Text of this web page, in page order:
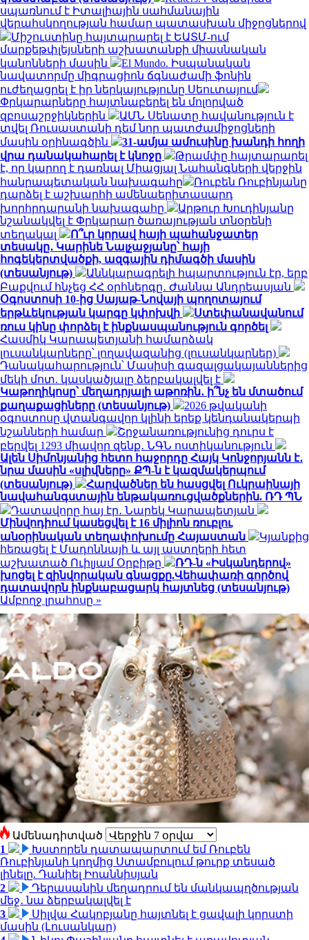
սպառնում է Իտալիային սահմանային
վերահսկողության համար պատասխան միջոցներով
Միշուստինը հայտարարել է ԵԱՏՄ-ում
մարքեթփլեյսների աշխատանքի միասնական
կանոնների մասին
El Mundo. Իսպանական
նավատորմը միգրացիոն ճգնաժամի ֆոնին
ուժեղացրել է իր ներկայությունը Սեուտայում
Փրկարարները հայտնաբերել են մոլորված
զբոսաշրջիկներին
ԱՄՆ Սենատը հավանություն է
տվել Ռուսաստանի դեմ նոր պատժամիջոցների
մասին օրինագծին
31-ամյա ամուսինը խանդի հողի
վրա դանակահարել է կնոջը
Թրամփը հայտարարել
է, որ կարող է դառնալ Միացյալ Նահանգների վերջին
հանրապետական ​​նախագահը
Ռուբեն Ռուբինյանը
դարձել է աշխարհի ամենաերիտասարդ
խորհրդարանի նախագահը
Արթուր Խուդինյանը
նշանակվել է Փրկարար ծառայության տնօրենի
տեղակալ
Ո՞ւր կորավ հայի պահանջատեր
տեսակը․ Կարինե Նալչաջյանը՝ հայի
հոգեկերտվածքի, ազգային դիմագծի մասին
(տեսանյութ)
Աննկարագրելի հպարտություն էր, երբ
Բաքվում հնչեց ՀՀ օրհներգը․ Ժաննա Անդրեասյան
Օգոստոսի 10-ից Սայաթ-Նովայի պողոտայում
երթևեկության կարգը կփոխվի
Ստեփանավանում
ռուս կինը փորձել է ինքնասպանություն գործել
Հասմիկ Կարապետյանի համարձակ
լուսանկարները՝ լողավազանից (լուսանկարներ)
Դանակահարություն՝ Մասիսի գազալցակայաններից
մեկի մոտ. կասկածյալը ձերբակալվել է
Կաթողիկոսը՝ մեղադրյալի աթոռին․ ի՞նչ են մտածում
քաղաքացիները (տեսանյութ)
2026 թվականի
օգոստոսը վտանգավոր կլինի երեք կենդանակերպի
նշանների համար
Շրջանառությունից դուրս է
բերվել 1293 միավոր զենք․ ՆԳՆ ոստիկանություն
Ալեն Սիմոնյանից հետո հաջորդը Հայկ Կոնջորյանն է․
նրա մասին «սլիվները» ՔՊ-ն է կազմակերպում
(տեսանյութ)
Հարվածներ են հասցվել Ուկրաինայի
նավահանգստային ենթակառուցվածքներին. ՌԴ ՊՆ
Դատավորը հայ էր․ Նարեկ Կարապետյան
Մինվոդիում կասեցվել է 16 միլիոն ռուբլու
անօրինական տեղափոխումը Հայաստան
Կյանքից
հեռացել է Մադոննայի և այլ աստղերի հետ
աշխատած Ուիլյամ Օրբիթը
ՌԴ-ն «Իսկանդերով»
խոցել է զինվորական գնացքը.Վեհափառի գործով
դատավորն ինքնաբացարկ հայտնեց (տեսանյութ)
Ամբողջ լրահոսը »
Ամենադիտված
1
Խստորեն դատապարտում եմ Ռուբեն
Ռուբինյանի կողմից Ստամբուլում թուրք տեսած
լինելը. Դանիել Իոաննիսյան
2
Դերասանին մեղադրում են մանկապղծության
մեջ․ նա ձերբակալվել է
3
Սիլվա Հակոբյանը հայտնել է ցավալի կորստի
մասին (Լուսանկար)